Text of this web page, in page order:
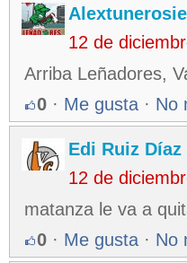
12 de
Arriba Leñadores,
0 · Me gusta · No
Edi Ruiz Díaz
12 de
matanza le va a
0 · Me gusta · No